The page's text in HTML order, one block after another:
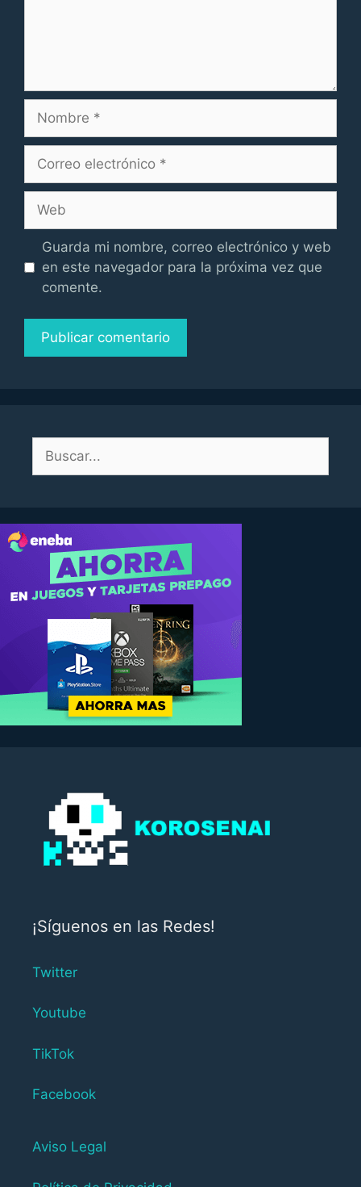
Nombre
Correo
Web
Guarda mi nombre, correo electrónico y web
en este navegador para la próxima vez que
comente.
¡Síguenos en las Redes!
Twitter
Youtube
TikTok
Facebook
Aviso Legal